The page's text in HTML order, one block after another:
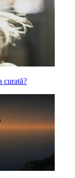
curată?